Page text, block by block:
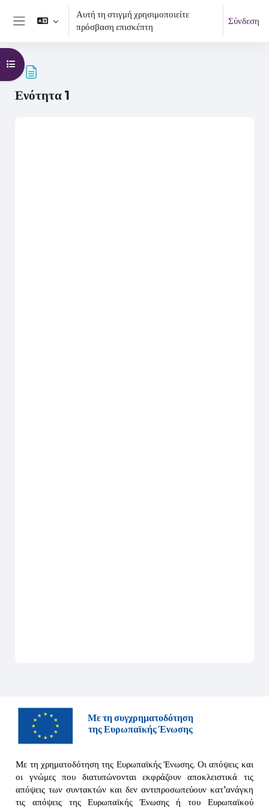
Μετάβαση στο κεντρικό περιεχόμενο
Πλευρικός πίνακας
Αυτή τη στιγμή χρησιμοποιείτε
πρόσβαση επισκέπτη
Σύνδεση
Ενότητα 1
Άνοιγμα ευρετηρίου μαθήματος
Με τη συγχρηματοδότηση
της Ευρωπαϊκής Ένωσης
Με τη χρηματοδότηση της Ευρωπαϊκής Ένωσης. Οι απόψεις και
οι γνώμες που διατυπώνονται εκφράζουν αποκλειστικά τις
απόψεις των συντακτών και δεν αντιπροσωπεύουν κατ'ανάγκη
τις απόψεις της Ευρωπαϊκής Ένωσης ή του Ευρωπαϊκού